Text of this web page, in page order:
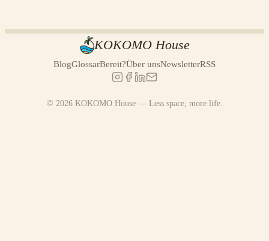
KOKOMO House
BlogGlossarBereit?Über unsNewsletterRSS
© 2026 KOKOMO House — Less space, more life.